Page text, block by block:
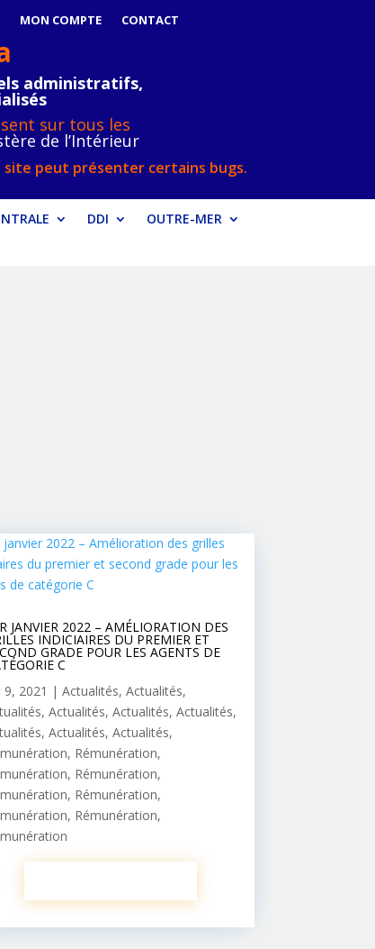
MON COMPTE CONTACT
administratifs,
sur tous les
de l’Intérieur
peut présenter certains bugs.
DDI
OUTRE-MER
JANVIER 2022 – AMÉLIORATION DES
INDICIAIRES DU PREMIER ET
GRADE POUR LES AGENTS DE
C
9, 2021 | Actualités, Actualités,
, Actualités, Actualités, Actualités,
, Actualités, Actualités,
, Rémunération,
, Rémunération,
, Rémunération,
, Rémunération,